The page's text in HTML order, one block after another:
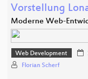
Vorstellung
Moderne Web-
Web Development
Florian Scherf